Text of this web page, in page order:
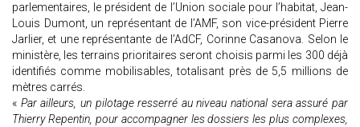
parlementaires, le président de l’Union sociale pour l’habitat, Jean-
Louis Dumont, un représentant de l’AMF, son vice-président Pierre
Jarlier, et une représentante de l’AdCF, Corinne Casanova. Selon le
ministère, les terrains prioritaires seront choisis parmi les 300 déjà
identifiés comme mobilisables, totalisant près de 5,5 millions de
mètres carrés.
« Par ailleurs, un pilotage resserré au niveau national sera assuré par
Thierry Repentin, pour accompagner les dossiers les plus complexes,